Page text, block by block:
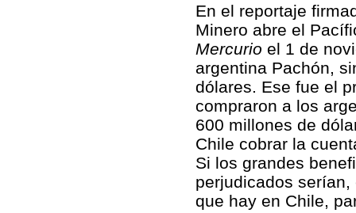
En el reportaje
Minero abre el
Mercurio el 1 de
argentina Pachón,
dólares. Ese fue el
compraron a los
600 millones de
Chile cobrar la
Si los grandes
perjudicados
que hay en Chile,